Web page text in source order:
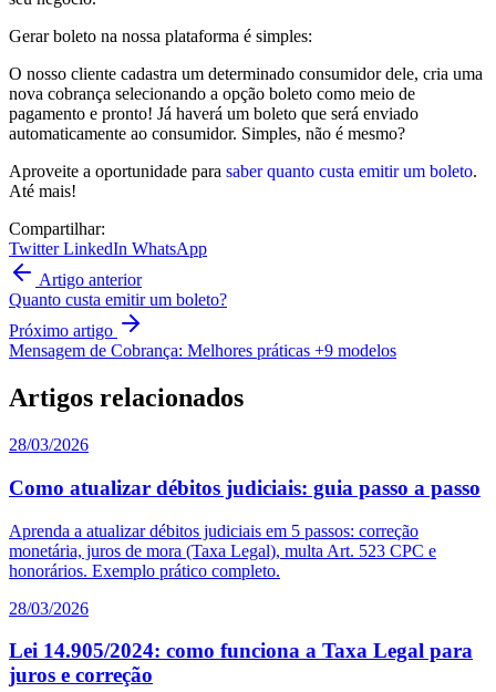
Gerar boleto na nossa plataforma é simples:
O nosso cliente cadastra um determinado consumidor dele, cria uma
nova cobrança selecionando a opção boleto como meio de
pagamento e pronto! Já haverá um boleto que será enviado
automaticamente ao consumidor. Simples, não é mesmo?
Aproveite a oportunidade para saber quanto custa emitir um boleto.
Até mais!
Compartilhar:
TwitterLinkedIn WhatsApp
Artigo anterior
Quanto custa emitir um boleto?
Próximo artigo
Mensagem de Cobrança: Melhores práticas +9 modelos
Artigos relacionados
28/03/2026
Como atualizar débitos judiciais: guia passo a passo
Aprenda a atualizar débitos judiciais em 5 passos: correção
monetária, juros de mora (Taxa Legal), multa Art. 523 CPC e
honorários. Exemplo prático completo.
28/03/2026
Lei 14.905/2024: como funciona a Taxa Legal para
juros e correção